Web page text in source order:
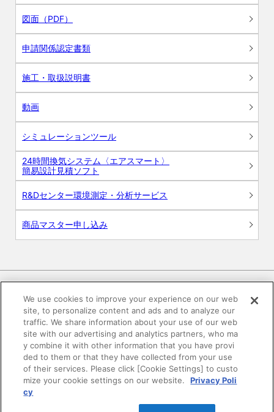
図面（PDF）
申請関係認定書類
施工・取扱説明書
動画
シミュレーションツール
24時間換気システム〈エアスマート〉
簡易設計見積ソフト
R&Dセンター環境測定・分析サービス
商品マスター申し込み
電子公告 このWEBサイトについて
プライバシーポリシー
SNSコミュニティガイドライン サイトマップ
We use cookies to improve your experience on our web
site, to personalize content and ads and to analyze our
traffic. We share information about your use of our web
site with our advertising and analytics partners, who ma
y combine it with other information that you have provi
ded to them or that they have collected from your use
of their services. Please click [Cookie Settings] to custo
mize your cookie settings on our website.
Privacy Poli
cy